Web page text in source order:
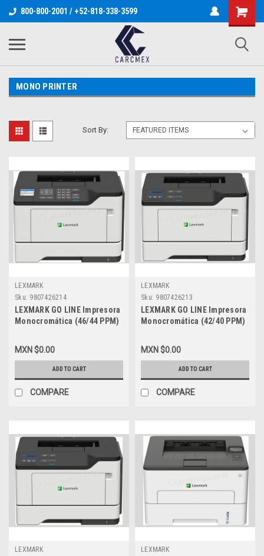
800-800-2001 / +52-818-338-3599
MONO PRINTER
Sort By:
LEXMARK
Sku: 9807426214
LEXMARK GO LINE Impresora
Monocromática (46/44 PPM)
LEXMARK B2546DW
MXN $0.00
ADD TO CART
COMPARE
LEXMARK
Sku: 9807426213
LEXMARK GO LINE Impresora
Monocromática (42/40 PPM)
LEXMARK B2442DW
MXN $0.00
ADD TO CART
COMPARE
LEXMARK
LEXMARK